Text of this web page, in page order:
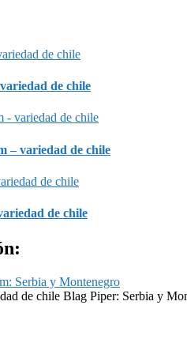
de chile
– variedad de chile
de chile
de chile Blag Piper: Serbia y